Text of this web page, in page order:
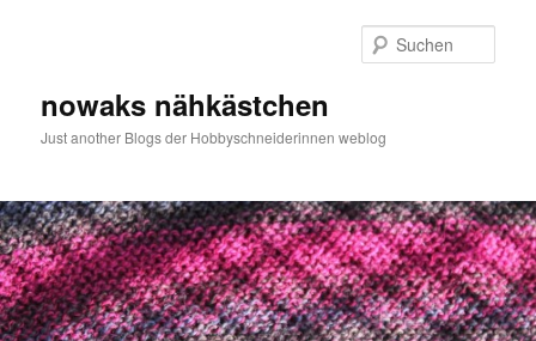
nowaks nähkästchen
Just another Blogs der Hobbyschneiderinnen weblog